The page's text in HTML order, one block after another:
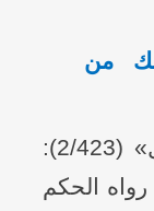
من
وقال ابن أبي حاتم في «العلل» (2/423):
الحكم